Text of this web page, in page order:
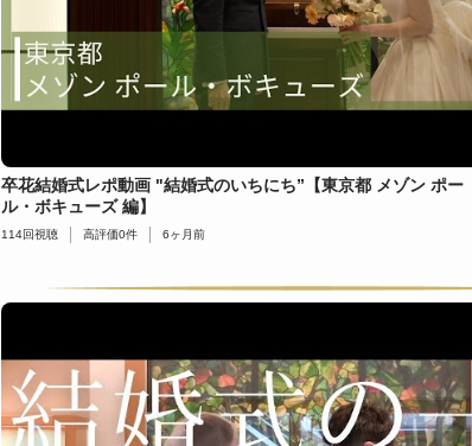
卒花結婚式レポ動画 "結婚式のいちにち”【東京都 メゾン ポー
ル・ボキューズ 編】
114回視聴 高評価0件 6ヶ月前